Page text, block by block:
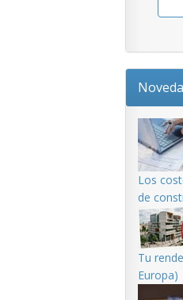
Los
de
Tu
Europa)